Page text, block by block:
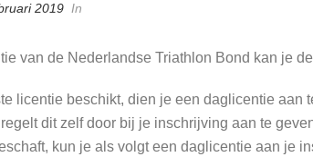
2019 In
van de Nederlandse Triathlon Bond kan je
licentie beschikt, dien je een daglicentie
dit zelf door bij je inschrijving aan te
kun je als volgt een daglicentie aan je